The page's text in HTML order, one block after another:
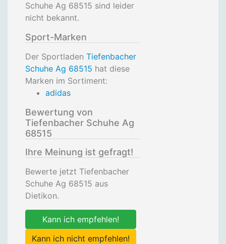
Schuhe Ag 68515 sind leider
nicht bekannt.
Sport-Marken
Der Sportladen Tiefenbacher
Schuhe Ag 68515 hat diese
Marken im Sortiment:
adidas
Bewertung von
Tiefenbacher Schuhe Ag
68515
Ihre Meinung ist gefragt!
Bewerte jetzt Tiefenbacher
Schuhe Ag 68515 aus
Dietikon.
Kann ich empfehlen!
Kann ich nicht empfehlen!